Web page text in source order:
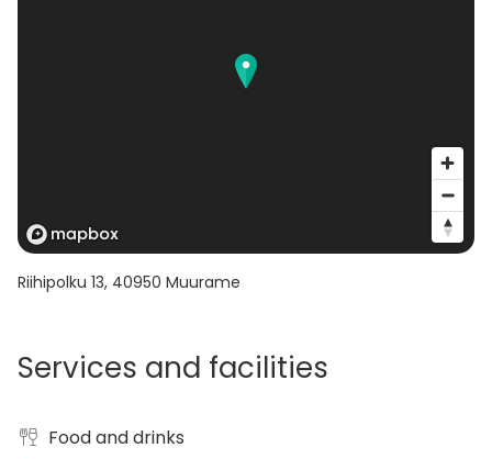
Riihipolku 13, 40950 Muurame
Services and facilities
Food and drinks